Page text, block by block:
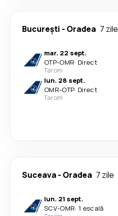
București - Oradea 7 zile
mar. 22 sept.
OTP-OMR· Direct
Tarom
lun. 28 sept.
OMR-OTP· Direct
Tarom
Suceava- Oradea 7 zile
lun. 21 sept.
SCV-OMR· 1 escală